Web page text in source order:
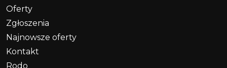
Oferty
Zgłoszenia
Najnowsze oferty
Kontakt
Rodo